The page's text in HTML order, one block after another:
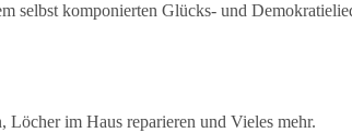
selbst komponierten Glücks- und
im Haus reparieren und Vieles mehr.